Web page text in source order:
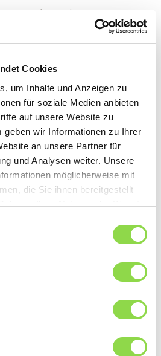
Cookies
um Inhalte und Anzeigen zu
für soziale Medien anbieten
auf unsere Website zu
geben wir Informationen zu Ihrer
an unsere Partner für
und Analysen weiter. Unsere
möglicherweise mit
die Sie ihnen bereitgestellt
Ihrer Nutzung der Dienste
( OIBT ), et leur
recommandée dans les
d’incendie !
de la sécurité électrique
prémunir contre les
survenir lorsque par
montrent que 25 %
sont liés à l’électricité. Il
les sources de
régulièrement les risques.
les prises,